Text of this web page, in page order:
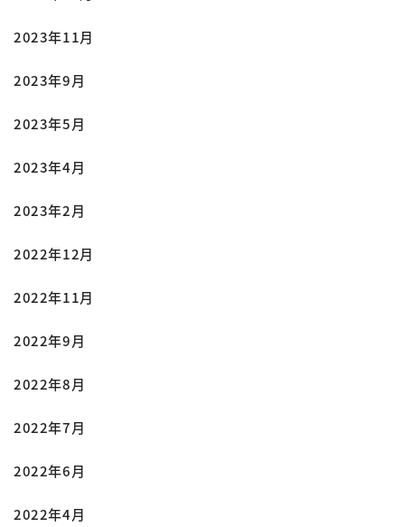
2023年11月
2023年9月
2023年5月
2023年4月
2023年2月
2022年12月
2022年11月
2022年9月
2022年8月
2022年7月
2022年6月
2022年4月